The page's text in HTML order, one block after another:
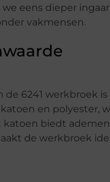
eens dieper
vakmensen.
de 6241 werkbroek
en polyester,
biedt
de werkbroek